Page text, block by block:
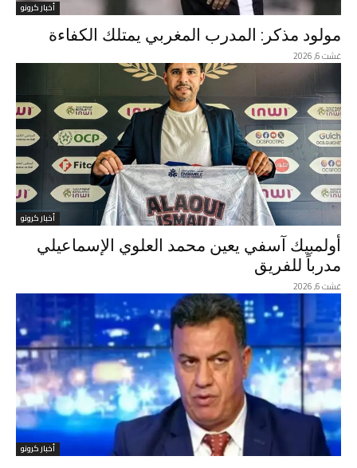
أخبار كرونو
مولود مذكر: المدرب المغربي يمتلك الكفاءة
غشت 6, 2026
أخبار كرونو
أولمبيك آسفي يعين محمد العلوي الإسماعيلي
مدرباً للفريق
غشت 6, 2026
أخبار كرونو